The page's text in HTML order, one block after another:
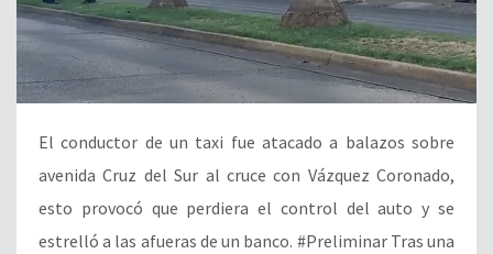
El conductor de un taxi fue atacado a balazos sobre
avenida Cruz del Sur al cruce con Vázquez Coronado,
esto provocó que perdiera el control del auto y se
estrelló a las afueras de un banco. #Preliminar Tras una